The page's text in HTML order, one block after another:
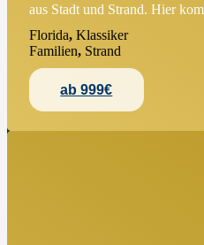
aus Stadt und Strand. Hier
Florida,Klassiker
Familien, Strand
ab 999€